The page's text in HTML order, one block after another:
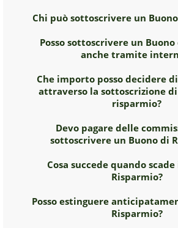
Chi può sottoscrivere un
Posso sottoscrivere un
anche tramite
Che importo posso decidere
attraverso la sottoscrizione
risparmio?
Devo pagare delle
sottoscrivere un Buono di
Cosa succede quando
Risparmio?
Posso estinguere
Risparmio?